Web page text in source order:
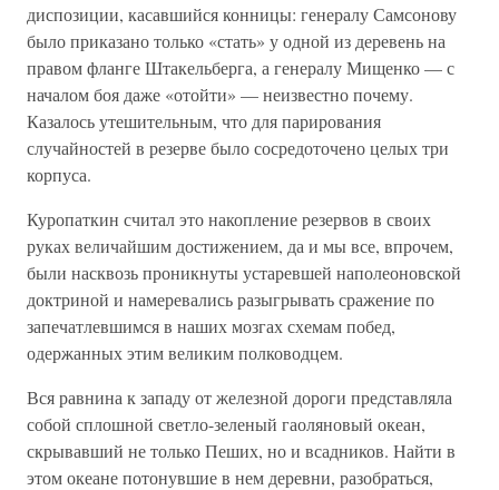
диспозиции, касавшийся конницы: генералу Самсонову
было приказано только «стать» у одной из деревень на
правом фланге Штакельберга, а генералу Мищенко — с
началом боя даже «отойти» — неизвестно почему.
Казалось утешительным, что для парирования
случайностей в резерве было сосредоточено целых три
корпуса.
Куропаткин считал это накопление резервов в своих
руках величайшим достижением, да и мы все, впрочем,
были насквозь проникнуты устаревшей наполеоновской
доктриной и намеревались разыгрывать сражение по
запечатлевшимся в наших мозгах схемам побед,
одержанных этим великим полководцем.
Вся равнина к западу от железной дороги представляла
собой сплошной светло-зеленый гаоляновый океан,
скрывавший не только Пеших, но и всадников. Найти в
этом океане потонувшие в нем деревни, разобраться,